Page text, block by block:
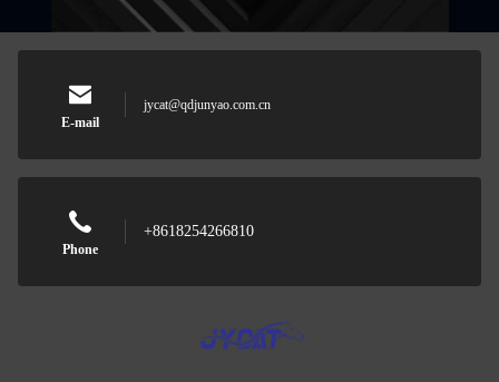
E-mail
jycat@qdjunyao.com.cn
Phone
+8618254266810